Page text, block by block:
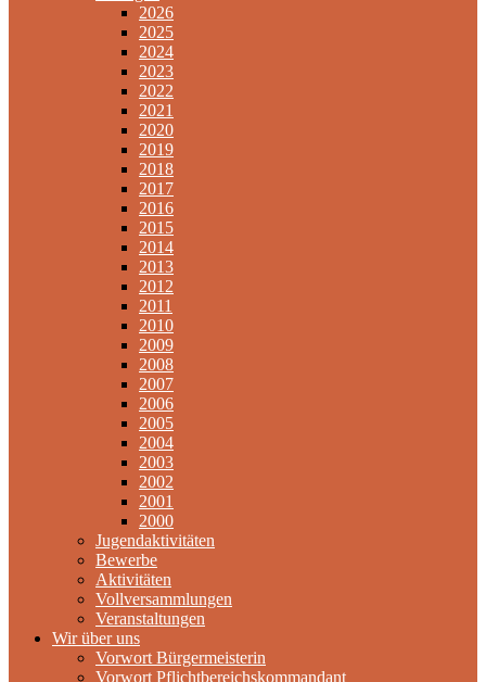
2026
2025
2024
2023
2022
2021
2020
2019
2018
2017
2016
2015
2014
2013
2012
2011
2010
2009
2008
2007
2006
2005
2004
2003
2002
2001
2000
Jugendaktivitäten
Bewerbe
Aktivitäten
Vollversammlungen
Veranstaltungen
Wir über uns
Vorwort Bürgermeisterin
Vorwort Pflichtbereichskommandant